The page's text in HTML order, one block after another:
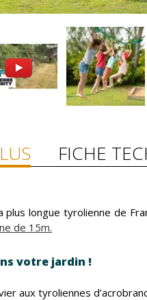
FICHE
longue tyrolienne de
de 15m.
votre jardin !
aux tyroliennes